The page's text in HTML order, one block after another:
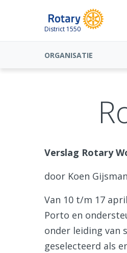
District 1550
ORGANISATIE
Verslag Rotary
door Koen
Van 10 t/m 17
Porto en
onder leiding van
geselecteerd als